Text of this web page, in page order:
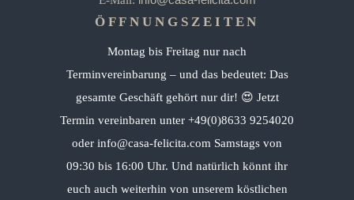
ÖFFNUNGSZEITEN
Montag bis Freitag nur nach
Terminvereinbarung – und das bedeutet: Das
gesamte Geschäft gehört nur dir! 😍 Jetzt
Termin vereinbaren unter +49(0)8633 9254020
oder info@casa-felicita.com Samstags von
09:30 bis 16:00 Uhr. Und natürlich könnt ihr
euch auch weiterhin von unserem köstlichen